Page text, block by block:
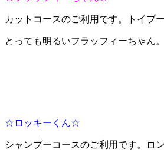
カットコースのご利用です。トイプ
とっても明るいフラッフィーちゃん
☆ロッキーくん☆
シャンプーコースのご利用です。ロ